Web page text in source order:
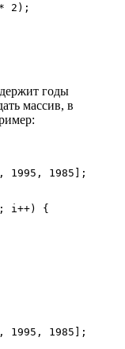
2);
годы
массив, в
1995, 1985];
i++) {
1995, 1985];